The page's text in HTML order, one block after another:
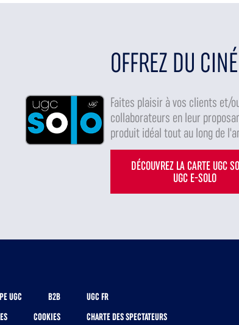
OFFREZ DU
Faites plaisir à vos clients et/
collaborateurs en leur
produit idéal tout au long de
DÉCOUVREZ LA CARTE UGC
UGC E-SOLO
UGC B2B
UGC FR
COOKIES CHARTE DES SPECTATEURS